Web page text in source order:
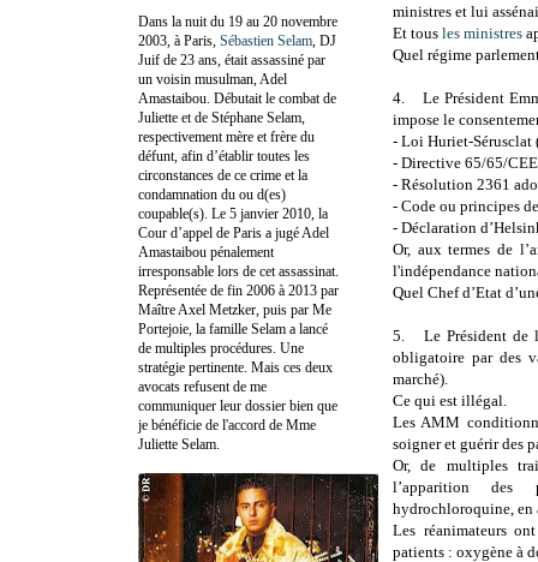
ministres et lui
Et tous les ministres
Quel régime
4.
Le Président
impose le
- Loi Huriet-Sérusclat
- Directive 65/65/
- Résolution 2361
- Code ou principes
- Déclaration
Or, aux termes de
l'indépendance
Quel Chef d’Etat
5.
Le Président de
obligatoire par des
marché).
Ce qui est illégal.
Les AMM
soigner et guérir des
Or, de multiples
l’apparition des
hydrochloroquine, en
Les réanimateurs
patients : oxygène à
Dans la nuit du 19 au 20 novembre
2003, à Paris, Sébastien Selam , DJ
Juif de 23 ans, était assassiné par
un voisin musulman, Adel
Amastaibou. Débutait le combat de
Juliette et de Stéphane Selam,
respectivement mère et frère du
défunt, afin d’établir toutes les
circonstances de ce crime et la
condamnation du ou d(es)
coupable(s). Le 5 janvier 2010, la
Cour d’appel de Paris a jugé Adel
Amastaibou pénalement
irresponsable lors de cet assassinat.
Représentée de fin 2006 à 2013 par
Maître Axel Metzker, puis par Me
Portejoie, la famille Selam a lancé
de multiples procédures. Une
stratégie pertinente. Mais ces deux
avocats refusent de me
communiquer leur dossier bien que
je bénéficie de l'accord de Mme
Juliette Selam.